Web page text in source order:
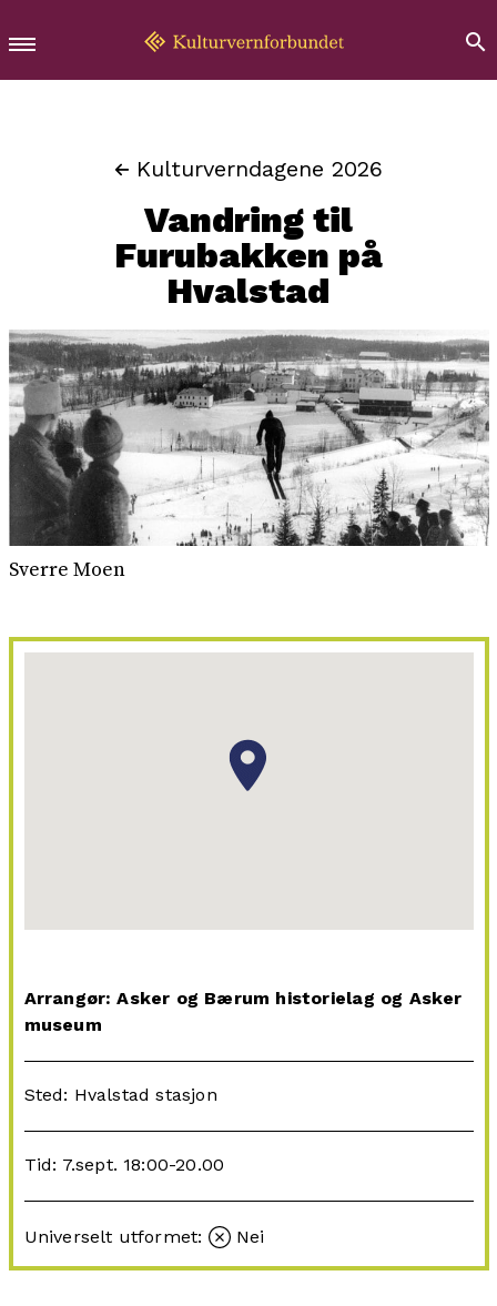
Kulturverndagene 2026
Vandring til
Furubakken på
Hvalstad
Sverre Moen
Arrangør: Asker og Bærum historielag og Asker
museum
Sted: Hvalstad stasjon
Tid: 7.sept. 18:00-20.00
Universelt utformet: Nei